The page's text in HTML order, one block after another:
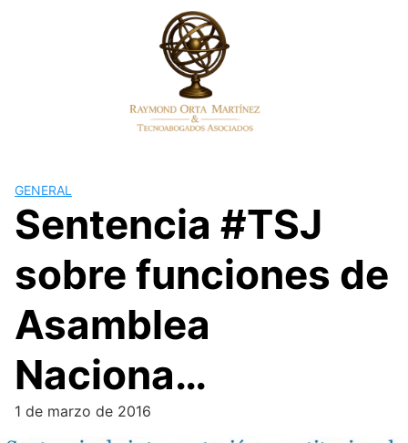
GENERAL
Sentencia #TSJ
sobre funciones de
Asamblea
Naciona…
1 de marzo de 2016